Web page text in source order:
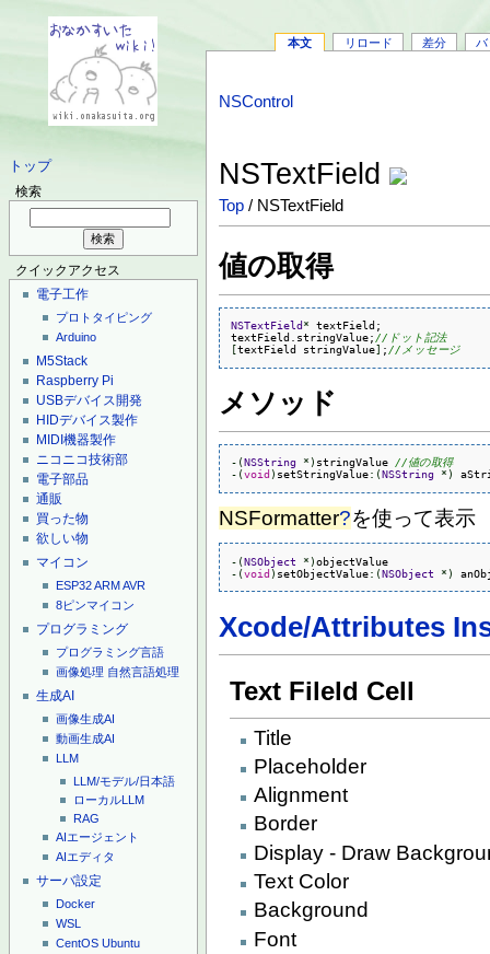
トップ
検索
クイックアクセス
電子工作
プロトタイピング
Arduino
M5Stack
Raspberry Pi
USBデバイス開発
HIDデバイス製作
MIDI機器製作
ニコニコ技術部
電子部品
通販
買った物
欲しい物
マイコン
ESP32ARMAVR
8ピンマイコン
プログラミング
プログラミング言語
画像処理 自然言語処理
生成AI
画像生成AI
動画生成AI
LLM
LLM/モデル/日本語
ローカルLLM
RAG
AIエージェント
AIエディタ
サーバ設定
Docker
WSL
CentOS Ubuntu
本文 リロード 差分 バ
NSControl
NSTextField
Top / NSTextField
値の取得
NSTextField* textField;
textField.stringValue; //ドット記法
[textField stringValue] ; //メッセージ
メソッド
- (NSString * ) stringValue //値の取得
- (void ) setStringValue: (NSString * )
NSFormatter?を使って表示
- (NSObject * )
- (void ) setObjectValue: (NSObject * )
Xcode/Attributes
Text Fileld Cell
Title
Placeholder
Alignment
Border
Display - Draw
Text Color
Background
Font